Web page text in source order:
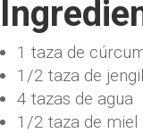
1 taza de
1/2 taza de
4 tazas de agua
1/2 taza de miel